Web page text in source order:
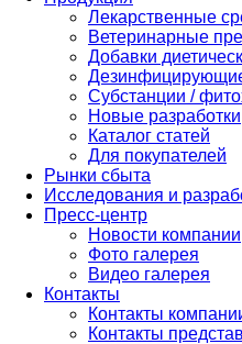
Лекарственные
Ветеринарные
Добавки
Субстанции /
Новые разработки
Каталог статей
Для покупателей
Рынки сбыта
Исследования и
Пресс-центр
Новости компании
Фото галерея
Видео галерея
Контакты
Контакты
Контакты